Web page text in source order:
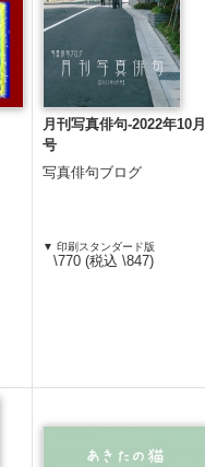
月刊写真俳句-2022年10月
号
写真俳句ブログ
▼ 印刷スタンダード版
\770 (税込 \847)